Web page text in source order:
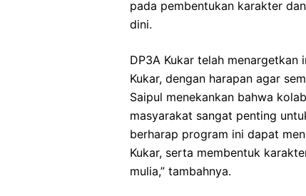
pada pembentukan karakter
dini.
DP3A Kukar telah
Kukar, dengan harapan agar
Saipul menekankan bahwa
masyarakat sangat penting
berharap program ini dapat
Kukar, serta membentuk
mulia,” tambahnya.